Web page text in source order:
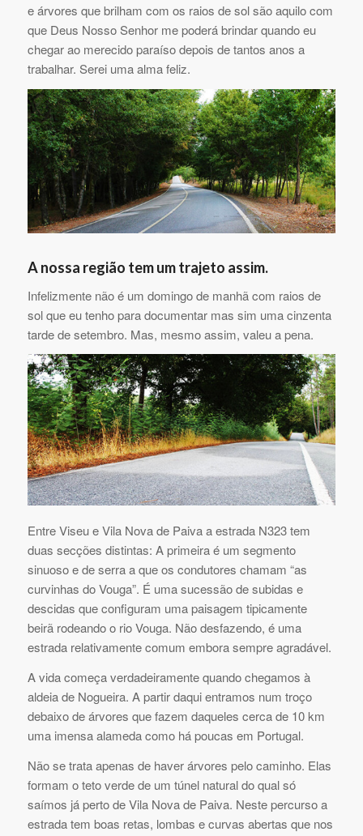
e árvores que brilham com os raios de sol são aquilo com
que Deus Nosso Senhor me poderá brindar quando eu
chegar ao merecido paraíso depois de tantos anos a
trabalhar. Serei uma alma feliz.
A nossa região tem um trajeto assim.
Infelizmente não é um domingo de manhã com raios de
sol que eu tenho para documentar mas sim uma cinzenta
tarde de setembro. Mas, mesmo assim, valeu a pena.
Entre Viseu e Vila Nova de Paiva a estrada N323 tem
duas secções distintas: A primeira é um segmento
sinuoso e de serra a que os condutores chamam “as
curvinhas do Vouga”. É uma sucessão de subidas e
descidas que configuram uma paisagem tipicamente
beirã rodeando o rio Vouga. Não desfazendo, é uma
estrada relativamente comum embora sempre agradável.
A vida começa verdadeiramente quando chegamos à
aldeia de Nogueira. A partir daqui entramos num troço
debaixo de árvores que fazem daqueles cerca de 10 km
uma imensa alameda como há poucas em Portugal.
Não se trata apenas de haver árvores pelo caminho. Elas
formam o teto verde de um túnel natural do qual só
saímos já perto de Vila Nova de Paiva. Neste percurso a
estrada tem boas retas, lombas e curvas abertas que nos